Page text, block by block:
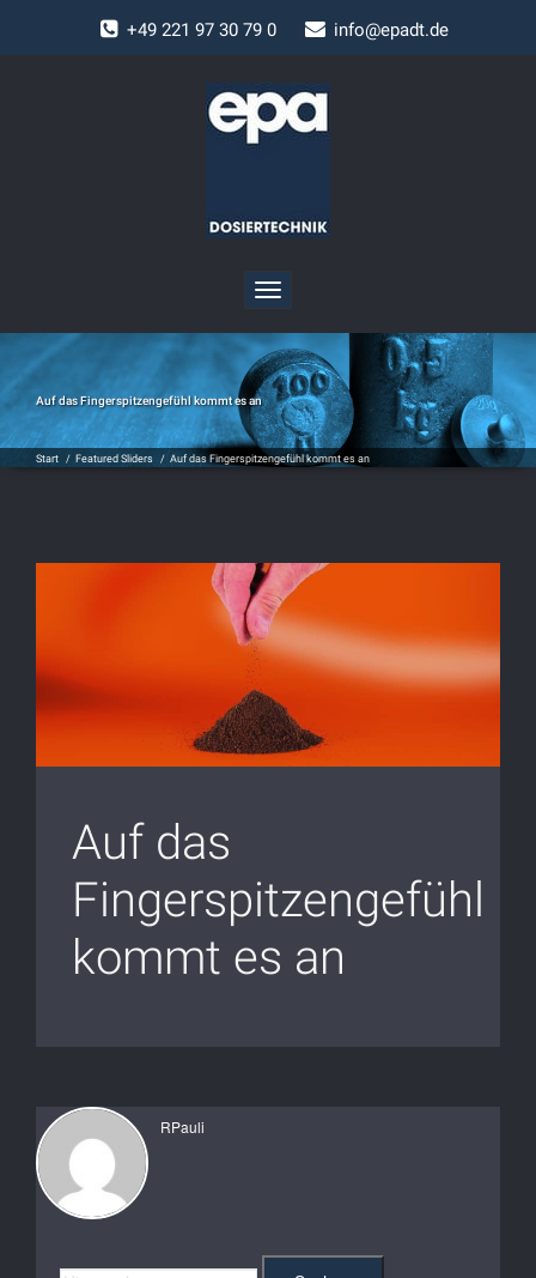
+49 221 97 30 79 0 info@epadt.de
Toggle
navigation
Auf das Fingerspitzengefühl kommt es an
Start / Featured Sliders / Auf das Fingerspitzengefühl kommt es an
Auf das
Fingerspitzengefühl
kommt es an
RPauli